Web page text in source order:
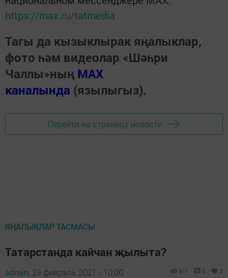
https://max.ru/tatmedia
Тагы да кызыклырак яңалыклар,
фото һәм видеолар «Шәһри
Чаллы»ның MAX
каналында (язылыгыз).
Перейти на страницу новости
ЯҢАЛЫКЛАР ТАСМАСЫ
Татарстанда кайчан җылыта?
admin, 23 февраль 2021 - 10:00 911 0 0